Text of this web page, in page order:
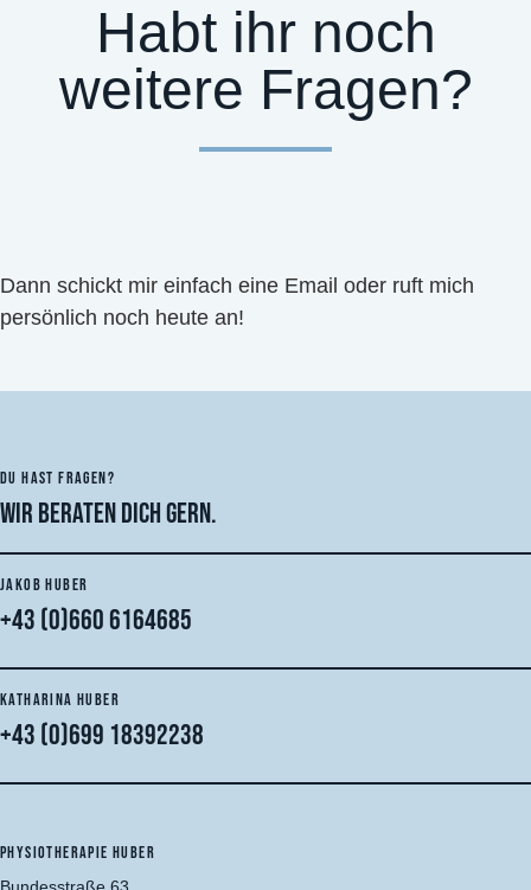
Habt ihr noch
weitere Fragen?
Dann schickt mir einfach eine Email oder ruft mich
persönlich noch heute an!
DU HAST FRAGEN?
Wir beraten dich gern.
JAKOB HUBER
+43 (0)660 6164685
KATHARINA HUBER
+43 (0)699 18392238
PHYSIOTHERAPIE HUBER